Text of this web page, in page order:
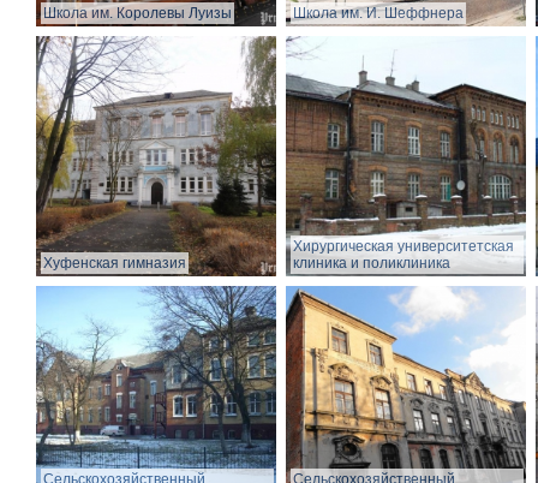
Школа им. Королевы Луизы Школа им. И. Шеффнера
Хуфенская гимназия
Хирургическая университетская
клиника и поликлиника